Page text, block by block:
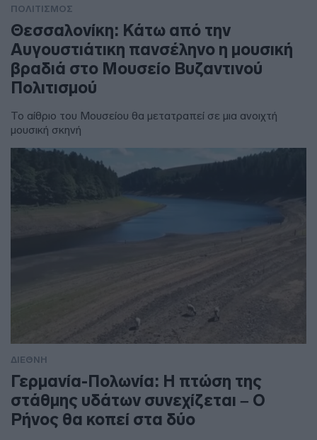
ΠΟΛΙΤΙΣΜΟΣ
Θεσσαλονίκη: Κάτω από την
Αυγουστιάτικη πανσέληνο η μουσική
βραδιά στο Μουσείο Βυζαντινού
Πολιτισμού
Το αίθριο του Μουσείου θα μετατραπεί σε μια ανοιχτή
μουσική σκηνή
ΔΙΕΘΝΗ
Γερμανία-Πολωνία: Η πτώση της
στάθμης υδάτων συνεχίζεται – Ο
Ρήνος θα κοπεί στα δύο